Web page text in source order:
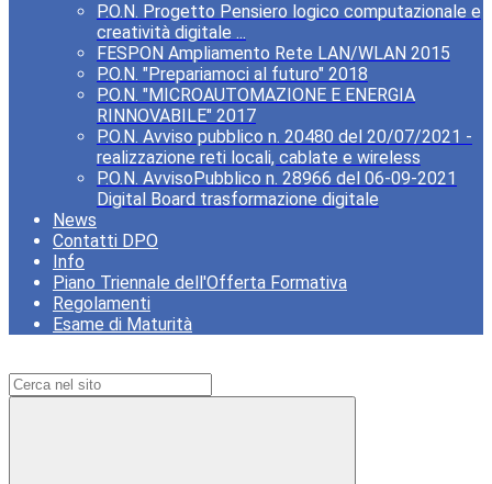
P.O.N. Progetto Pensiero logico computazionale e
creatività digitale ...
FESPON Ampliamento Rete LAN/WLAN 2015
P.O.N. "Prepariamoci al futuro" 2018
P.O.N. "MICROAUTOMAZIONE E ENERGIA
RINNOVABILE" 2017
P.O.N. Avviso pubblico n. 20480 del 20/07/2021 -
realizzazione reti locali, cablate e wireless
P.O.N. AvvisoPubblico n. 28966 del 06-09-2021
Digital Board trasformazione digitale
News
Contatti DPO
Info
Piano Triennale dell'Offerta Formativa
Regolamenti
Esame di Maturità